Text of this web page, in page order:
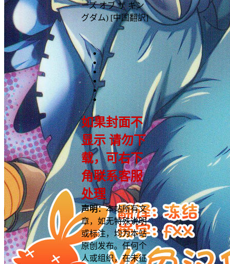
ーズ オブ ザ キン
グダム) [中国翻訳]
如果封面不
显示 请勿下
载，可右下
角联系客服
处理
声明：本站所有文
章，如无特殊说明
或标注，均为本站
原创发布。任何个
人或组织，在未征